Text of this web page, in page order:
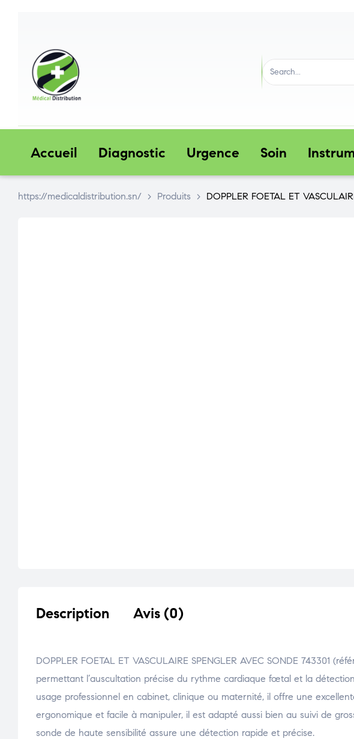
Accueil Diagnostic Urgence Soin
https://medicaldistribution.sn/ > Produits > DOPPLER FOETAL ET
Description Avis (0)
DOPPLER FOETAL ET VASCULAIRE SPENGLER AVEC SONDE 743301
permettant l’auscultation précise du rythme cardiaque fœtal et la
usage professionnel en cabinet, clinique ou maternité, il offre une
ergonomique et facile à manipuler, il est adapté aussi bien au suivi de
sonde de haute sensibilité assure une détection rapide et précise.